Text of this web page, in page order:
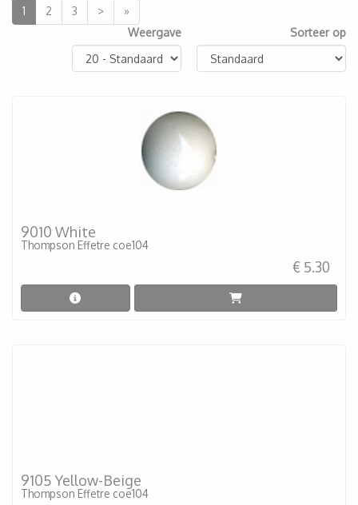
1 2 3 >
»
Weergave
Sorteer op
9010 White
Thompson Effetre coe104
€ 5.30
9105 Yellow-Beige
Thompson Effetre coe104